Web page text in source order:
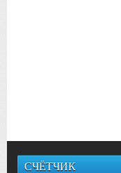
СЧЁТЧИК